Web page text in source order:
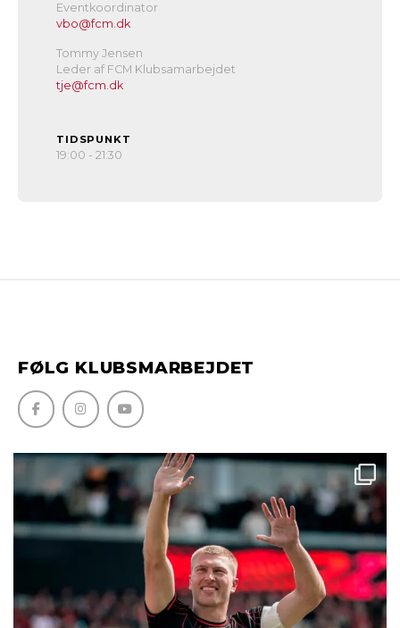
Eventkoordinator
vbo@fcm.dk
Tommy Jensen
Leder af FCM Klubsamarbejdet
tje@fcm.dk
TIDSPUNKT
19:00 - 21:30
FØLG KLUBSMARBEJDET